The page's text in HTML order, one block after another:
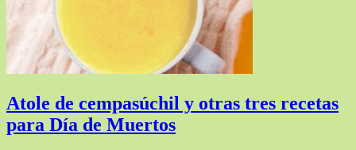
Atole de cempasúchil y otras tres recetas
para Día de Muertos